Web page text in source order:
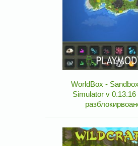
WorldBox -
Simulator v